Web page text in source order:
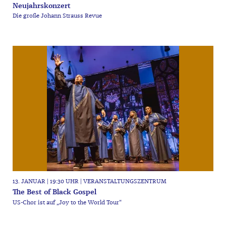
Neujahrskonzert
Die große Johann Strauss Revue
13. JANUAR | 19:30 UHR | VERANSTALTUNGSZENTRUM
The Best of Black Gospel
US-Chor ist auf „Joy to the World Tour“